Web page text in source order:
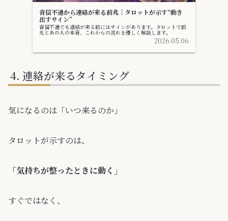
音信不通から連絡が来る前兆｜タロットが示す“動き
出すサイン”
音信不通でも連絡が来る前にはサインがあります。タロットで前
兆とあの人の本音、これからの流れを優しく解説します。
2026.05.06
連絡が来るタイミング
気になるのは「いつ来るのか」
タロットが示すのは、
「気持ちが整ったときに動く」
すぐではなく、